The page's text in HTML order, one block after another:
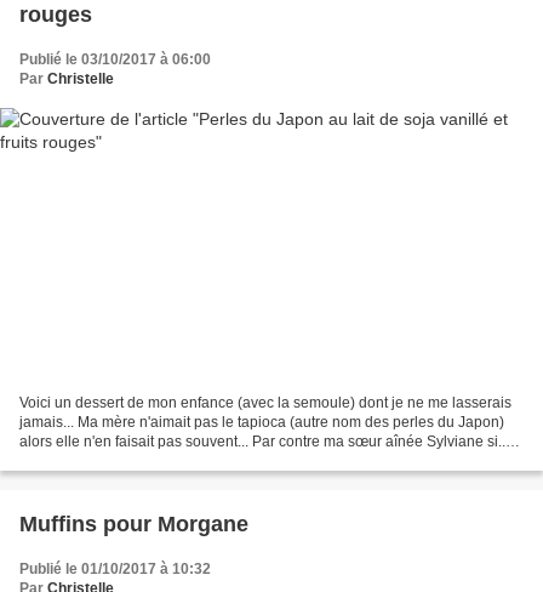
rouges
Publié le 03/10/2017 à 06:00
Par Christelle
Voici un dessert de mon enfance (avec la semoule) dont je ne me lasserais
jamais... Ma mère n'aimait pas le tapioca (autre nom des perles du Japon)
alors elle n'en faisait pas souvent... Par contre ma sœur aînée Sylviane si..et
Muffins pour Morgane
Publié le 01/10/2017 à 10:32
Par Christelle